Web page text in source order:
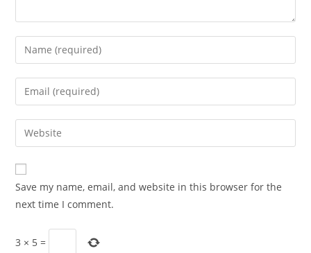
Enter
your
name
comment
Enter
your
email
address
comment
Enter
your
website
URL
(optional)
Save my name, email, and website in this browser for the
next time I comment.
3 × 5 =